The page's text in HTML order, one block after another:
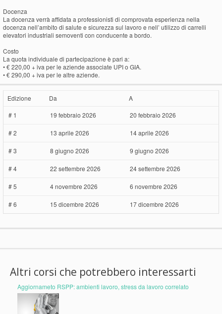
Docenza
La docenza verrà affidata a professionisti di comprovata esperienza nella
docenza nell’ambito di salute e sicurezza sul lavoro e nell’ utilizzo di carrelli
elevatori industriali semoventi con conducente a bordo.
Costo
La quota individuale di partecipazione è pari a:
• € 220,00 + iva per le aziende associate UPI o GIA.
• € 290,00 + iva per le altre aziende.
Edizione Da
A
# 1
19 febbraio 2026 20 febbraio 2026
# 2 13 aprile 2026 14 aprile 2026
# 3 8 giugno 2026 9 giugno 2026
# 4 22 settembre 2026 24 settembre 2026
# 5 4 novembre 2026 6 novembre 2026
# 6 15 dicembre 2026 17 dicembre 2026
Altri corsi che potrebbero interessarti
Aggiornameto RSPP: ambienti lavoro, stress da lavoro correlato